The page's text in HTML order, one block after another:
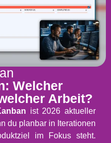
Welcher
Arbeit?
ist 2026 aktueller
du planbar in Iterationen
im Fokus steht.